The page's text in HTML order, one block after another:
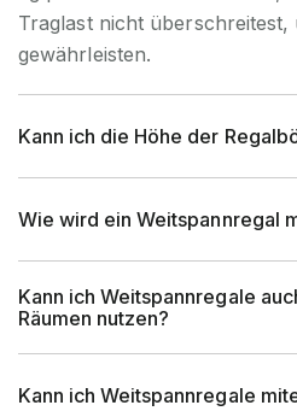
Traglast nicht überschreitest,
gewährleisten.
Kann ich die Höhe der
Wie wird ein Weitspannregal
Kann ich Weitspannregale
Räumen nutzen?
Kann ich Weitspannregale